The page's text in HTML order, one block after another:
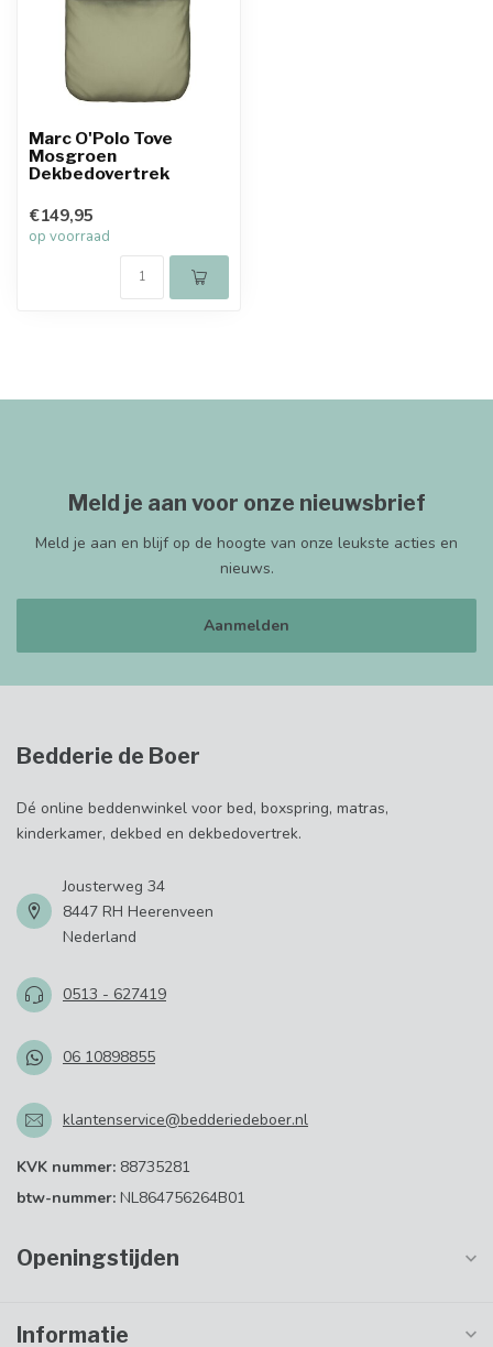
Marc O'Polo Tove
Mosgroen
Dekbedovertrek
€149,95
op voorraad
Meld je aan voor onze nieuwsbrief
Meld je aan en blijf op de hoogte van onze leukste acties en
nieuws.
Aanmelden
Bedderie de Boer
Dé online beddenwinkel voor bed, boxspring, matras,
kinderkamer, dekbed en dekbedovertrek.
Jousterweg 34
8447 RH Heerenveen
Nederland
0513 - 627419
06 10898855
klantenservice@bedderiedeboer.nl
KVK nummer: 88735281
btw-nummer: NL864756264B01
Openingstijden
Informatie